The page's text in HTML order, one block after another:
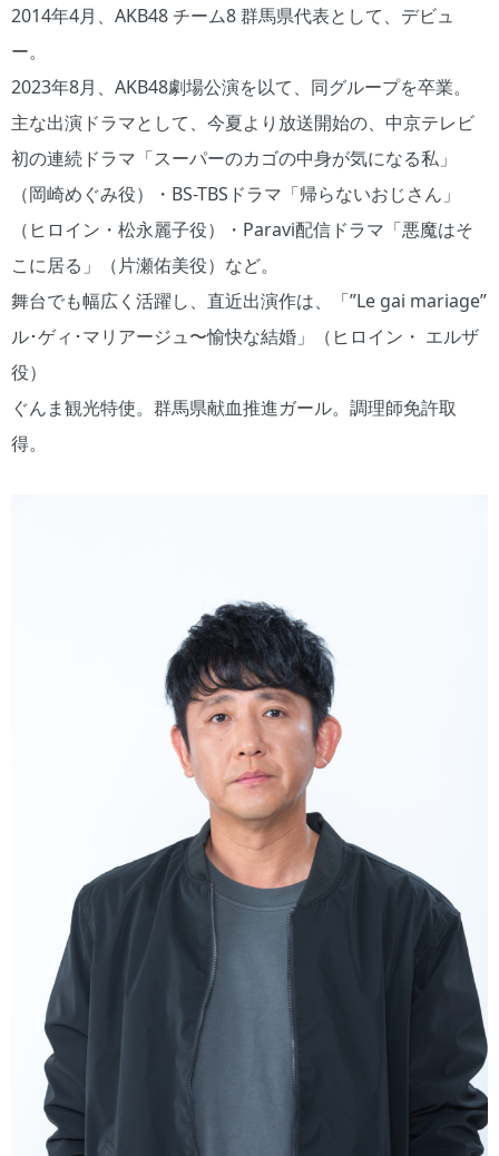
2014年4月、AKB48 チーム8 群馬県代表として、デビュ
ー。
2023年8月、AKB48劇場公演を以て、同グループを卒業。
主な出演ドラマとして、今夏より放送開始の、中京テレビ
初の連続ドラマ「スーパーのカゴの中身が気になる私」
（岡崎めぐみ役）・BS-TBSドラマ「帰らないおじさん」
（ヒロイン・松永麗子役）・Paravi配信ドラマ「悪魔はそ
こに居る」（片瀬佑美役）など。
舞台でも幅広く活躍し、直近出演作は、「”Le gai mariage”
ル･ゲィ･マリアージュ〜愉快な結婚」（ヒロイン・ エルザ
役）
ぐんま観光特使。群馬県献血推進ガール。調理師免許取
得。